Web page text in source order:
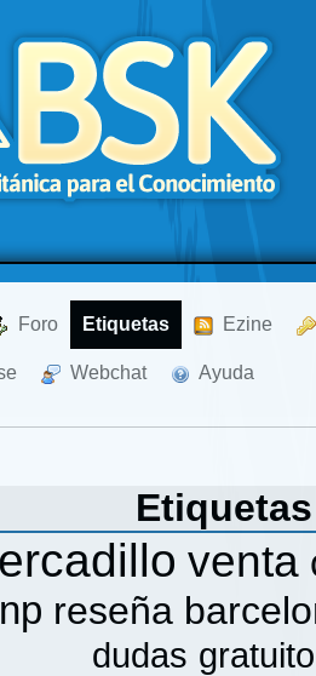
Foro Etiquetas Ezine
Webchat Ayuda
venta
reseña
dudas gratuito